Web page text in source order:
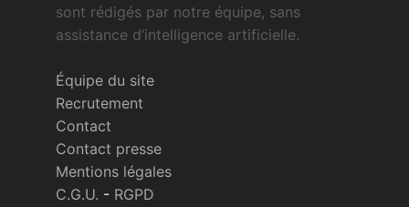
sont rédigés par notre équipe, sans
assistance d’intelligence artificielle.
Équipe du site
Recrutement
Contact
Contact presse
Mentions légales
C.G.U. - RGPD